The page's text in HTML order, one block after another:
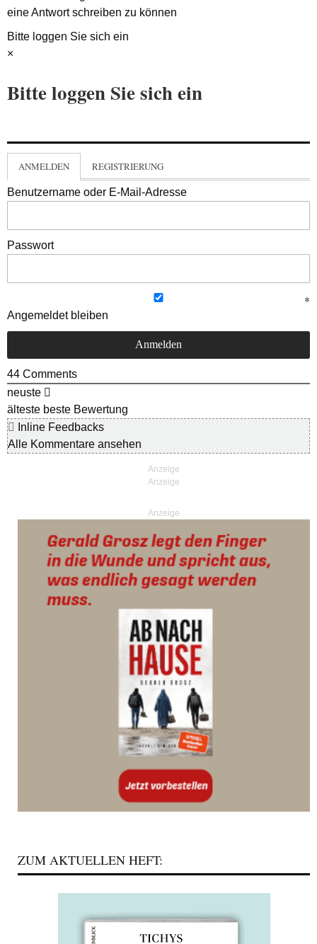
eine Antwort schreiben zu können
Bitte loggen Sie sich ein
×
Bitte loggen Sie sich ein
ANMELDEN REGISTRIERUNG
Benutzername oder E-Mail-Adresse
Passwort
Angemeldet bleiben
44 Comments
neuste
älteste beste Bewertung
Inline Feedbacks
Alle Kommentare ansehen
Anzeige
ZUM AKTUELLEN HEFT: